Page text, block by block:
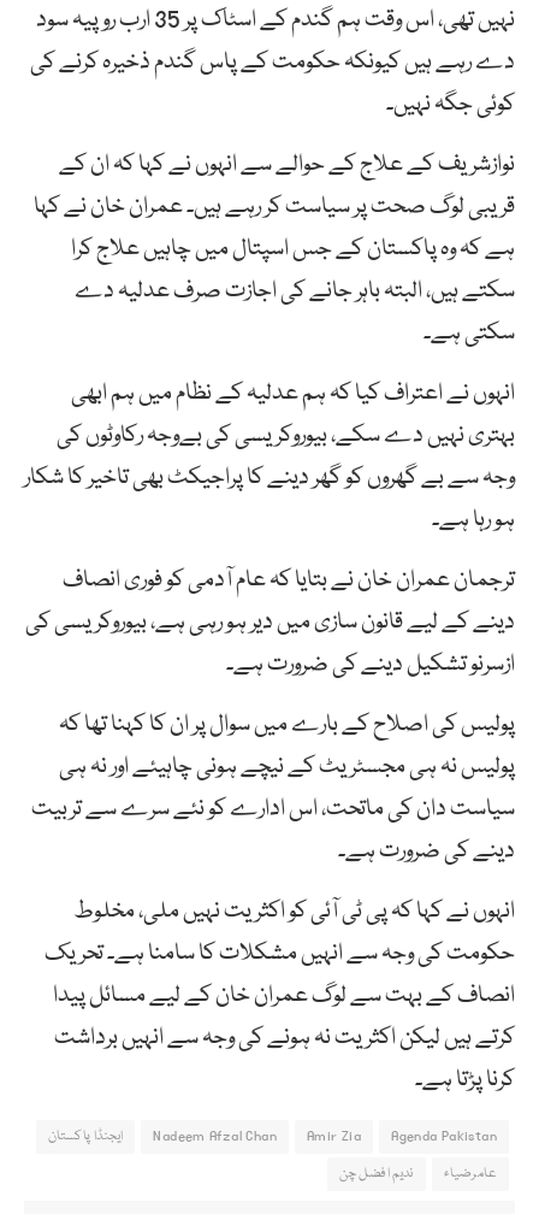
نہیں تھی، اس وقت ہم گندم کے اسٹاک پر 35 ارب روپیہ سود
دے رہے ہیں کیونکہ حکومت کے پاس گندم ذخیرہ کرنے کی
کوئی جگہ نہیں۔
نوازشریف کے علاج کے حوالے سے انہوں نے کہا کہ ان کے
قریبی لوگ صحت پر سیاست کر رہے ہیں۔ عمران خان نے کہا
ہے کہ وہ پاکستان کے جس اسپتال میں چاہیں علاج کرا
سکتے ہیں، البتہ باہر جانے کی اجازت صرف عدلیہ دے
سکتی ہے۔
انہوں نے اعتراف کیا کہ ہم عدلیہ کے نظام میں ہم ابھی
بہتری نہیں دے سکے، بیوروکریسی کی بےوجہ رکاوٹوں کی
وجہ سے بے گھروں کو گھر دینے کا پراجیکٹ بھی تاخیر کا شکار
ہو رہا ہے۔
ترجمان عمران خان نے بتایا کہ عام آدمی کو فوری انصاف
دینے کے لیے قانون سازی میں دیر ہو رہی ہے، بیوروکریسی کی
ازسرنو تشکیل دینے کی ضرورت ہے۔
پولیس کی اصلاح کے بارے میں سوال پر ان کا کہنا تھا کہ
پولیس نہ ہی مجسٹریٹ کے نیچے ہونی چاہیئے اور نہ ہی
سیاست دان کی ماتحت، اس ادارے کو نئے سرے سے تربیت
دینے کی ضرورت ہے۔
انہوں نے کہا کہ پی ٹی آئی کو اکثریت نہیں ملی، مخلوط
حکومت کی وجہ سے انہیں مشکلات کا سامنا ہے۔ تحریک
انصاف کے بہت سے لوگ عمران خان کے لیے مسائل پیدا
کرتے ہیں لیکن اکثریت نہ ہونے کی وجہ سے انہیں برداشت
کرنا پڑتا ہے۔
Agenda Pakistan
Amir Zia
Nadeem Afzal Chan
ایجنڈا پاکستان
عامرضیاء
ندیم افضل چن